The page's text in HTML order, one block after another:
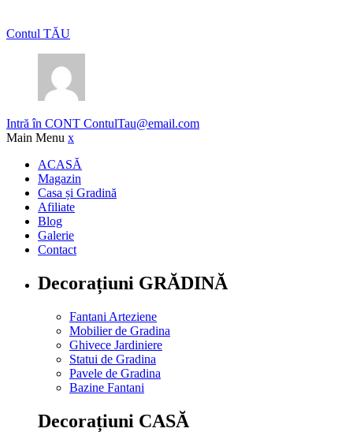
Contul TĂU
Intră în CONT ContulTau@email.com
Main Menu x
ACASĂ
Magazin
Casa și Gradină
Afiliate
Blog
Galerie
Contact
Decorațiuni GRĂDINĂ
Fantani Arteziene
Mobilier de Gradina
Ghivece Jardiniere
Statui de Gradina
Pavele de Gradina
Bazine Fantani
Decorațiuni CASĂ